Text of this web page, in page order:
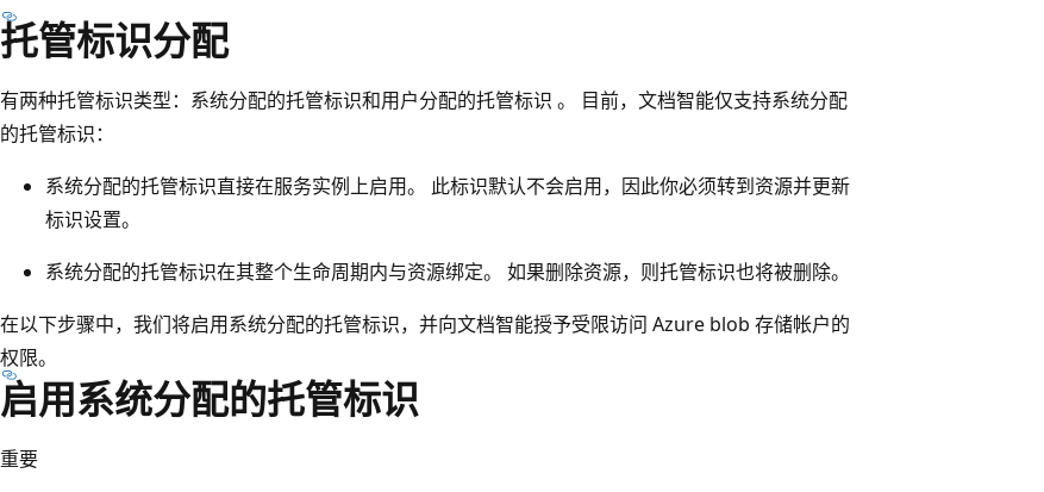
托管标识分配
有两种托管标识类型：系统分配的托管标识和用户分配的托管标识 。 目前，文档智能仅支持系统分配
的托管标识：
系统分配的托管标识直接在服务实例上启用。 此标识默认不会启用，因此你必须转到资源并更新
标识设置。
系统分配的托管标识在其整个生命周期内与资源绑定。 如果删除资源，则托管标识也将被删除。
在以下步骤中，我们将启用系统分配的托管标识，并向文档智能授予受限访问 Azure blob 存储帐户的
权限。
启用系统分配的托管标识
重要